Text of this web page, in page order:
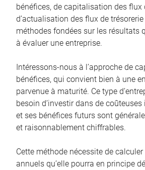
bénéfices, de capitalisation des flux
d’actualisation des flux de
méthodes fondées sur les résultats
à évaluer une entreprise.
Intéressons-nous à l’approche de
bénéfices, qui convient bien à une
parvenue à maturité. Ce type
besoin d’investir dans de
et ses bénéfices futurs sont
et raisonnablement chiffrables.
Cette méthode nécessite de
annuels qu’elle pourra en principe